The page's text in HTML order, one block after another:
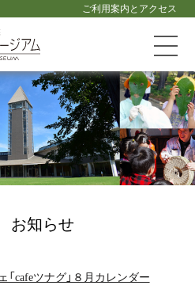
ご利用案内とアクセス
お知らせ
cafeツナグ」８月カレンダー